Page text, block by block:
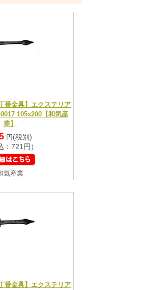
番金具】エクステリア
105x200【和気産
業】
円 (税別)
：721円）
気産業
番金具】エクステリア